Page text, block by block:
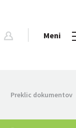
Meni
Preklic dokumentov